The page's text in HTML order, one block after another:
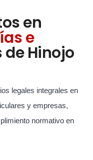
en
e
de Hinojo
legales integrales en
y empresas,
normativo en